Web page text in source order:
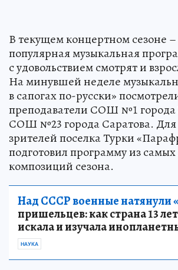
В текущем концертном сезоне –
популярная музыкальная
с удовольствием смотрят и
На минувшей неделе
в сапогах по-русски»
преподаватели СОШ №1 города
СОШ №23 города Саратова.
зрителей поселка Турки
подготовил программу из
композиций сезона.
Над СССР военные натянули
пришельцев: как страна 13
искала и изучала
НАУКА